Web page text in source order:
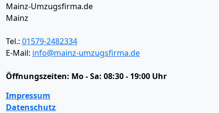
Mainz-Umzugsfirma.de
Mainz
Tel.: 01579-2482334
E-Mail: info@mainz-umzugsfirma.de
Öffnungszeiten: Mo - Sa: 08:30 - 19:00 Uhr
Impressum
Datenschutz